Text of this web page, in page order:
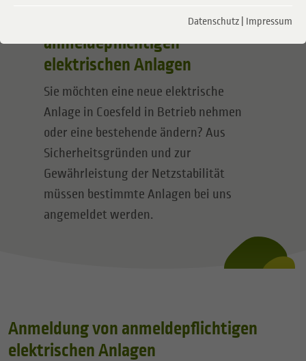
Datenschutz Impressum
anmeldepflichtigen
elektrischen Anlagen
Sie möchten eine neue elektrische
Anlage in Coesfeld in Betrieb nehmen
oder eine bestehende ändern? Aus
Sicherheitsgründen und zur
Gewährleistung der Netzstabilität
müssen bestimmte Anlagen bei uns
angemeldet werden.
Anmeldung von anmeldepflichtigen
elektrischen Anlagen